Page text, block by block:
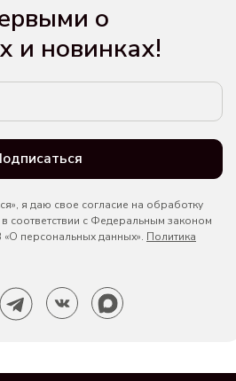
о
и новинках!
я даю свое согласие на обработку
соответствии с Федеральным законом
персональных данных». Политика